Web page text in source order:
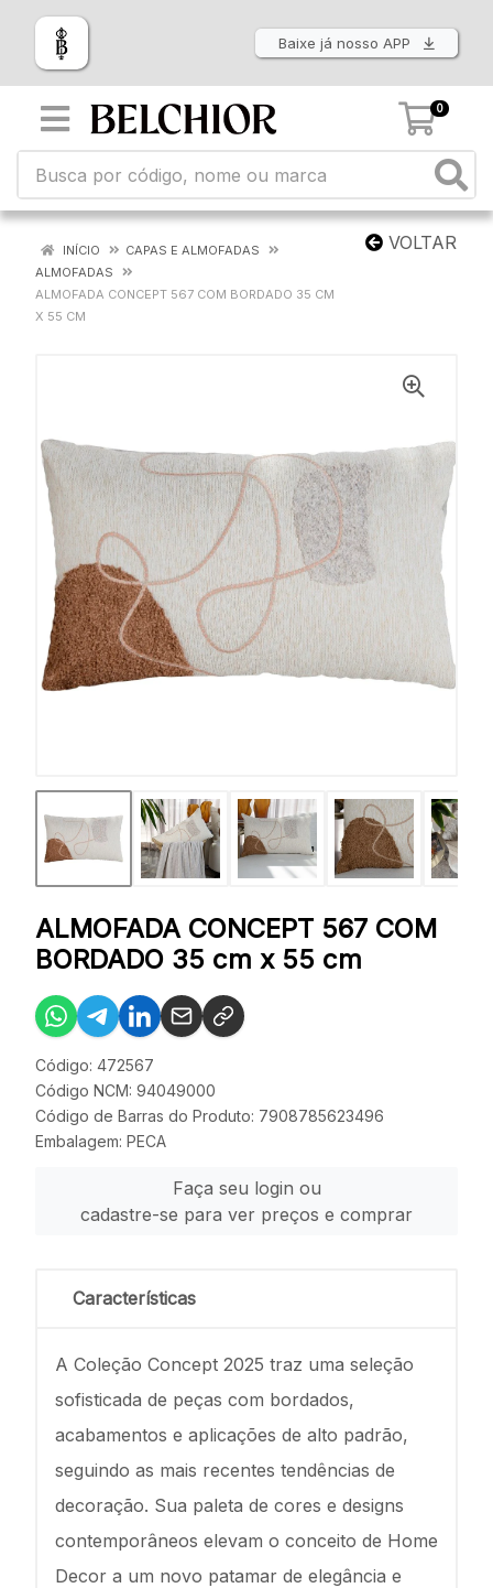
Baixe já nosso APP
0
VOLTAR
INÍCIO
CAPAS E ALMOFADAS
ALMOFADAS
ALMOFADA CONCEPT 567 COM BORDADO 35 CM
X 55 CM
ALMOFADA CONCEPT 567 COM
BORDADO 35 cm x 55 cm
Código: 472567
Código NCM: 94049000
Código de Barras do Produto: 7908785623496
Embalagem: PECA
Faça seu login ou
cadastre-se para ver preços e comprar
Características
A Coleção Concept 2025 traz uma seleção
sofisticada de peças com bordados,
acabamentos e aplicações de alto padrão,
seguindo as mais recentes tendências de
decoração. Sua paleta de cores e designs
contemporâneos elevam o conceito de Home
Decor a um novo patamar de elegância e